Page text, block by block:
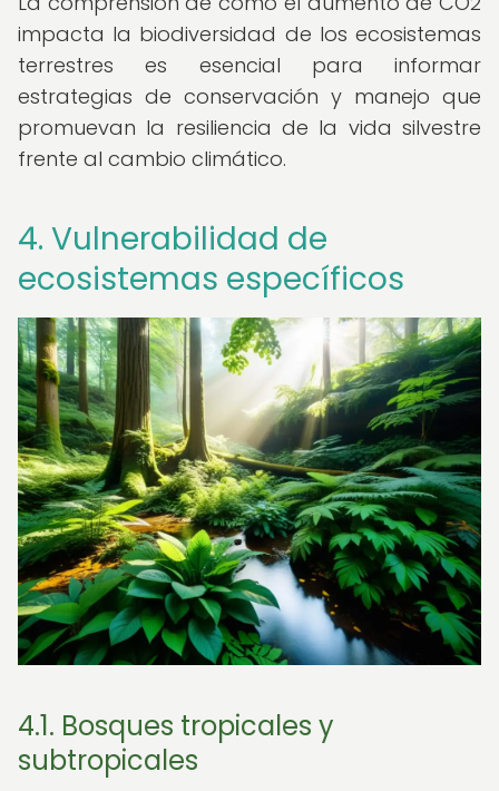
impacta la biodiversidad de los ecosistemas
terrestres es esencial para informar
estrategias de conservación y manejo que
promuevan la resiliencia de la vida silvestre
frente al cambio climático.
4. Vulnerabilidad de
ecosistemas específicos
4.1. Bosques tropicales y
subtropicales